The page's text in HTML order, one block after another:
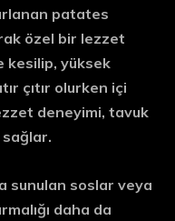
patates
özel bir lezzet
kesilip, yüksek
çıtır olurken içi
deneyimi, tavuk
sunulan soslar veya
daha da